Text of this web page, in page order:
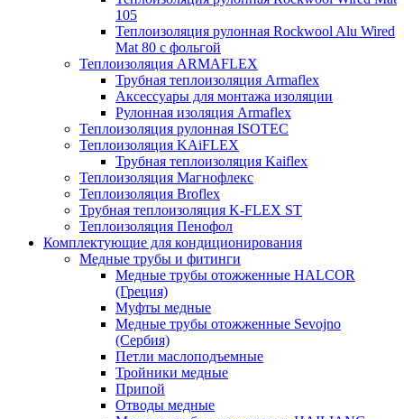
105
Теплоизоляция рулонная Rockwool Alu Wired
Mat 80 с фольгой
Теплоизоляция ARMAFLEX
Трубная теплоизоляция Armaflex
Аксессуары для монтажа изоляции
Рулонная изоляция Armaflex
Теплоизоляция рулонная ISOTEC
Теплоизоляция KAiFLEX
Трубная теплоизоляция Kaiflex
Теплоизоляция Магнофлекс
Теплоизоляция Broflex
Трубная теплоизоляция K-FLEX ST
Теплоизоляция Пенофол
Комплектующие для кондиционирования
Медные трубы и фитинги
Медные трубы отожженные HALCOR
(Греция)
Муфты медные
Медные трубы отожженные Sevojno
(Сербия)
Петли маслоподъемные
Тройники медные
Припой
Отводы медные